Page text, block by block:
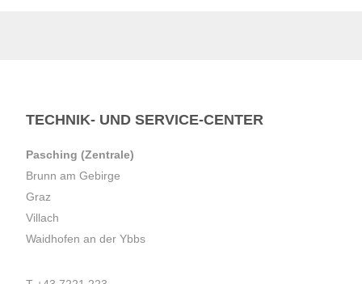
TECHNIK- UND SERVICE-CENTER
Pasching (Zentrale)
Brunn am Gebirge
Graz
Villach
Waidhofen an der Ybbs